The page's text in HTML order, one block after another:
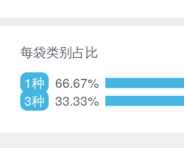
每袋类别占比
1种
66.67%
3种
33.33%